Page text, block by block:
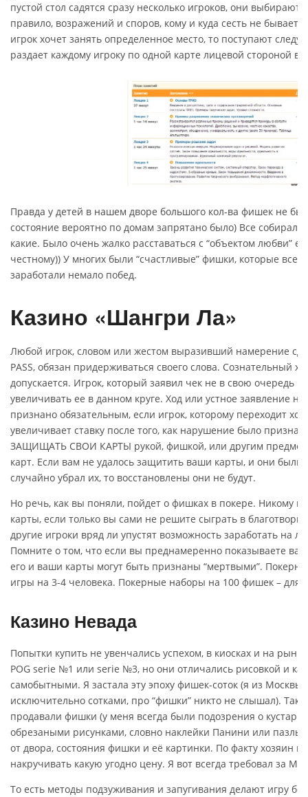
пустой стол садятся сразу несколько игроков, они выбирают
правило, возражений и споров, кому и куда сесть не бывает.
игрок хочет занять определенное место, то поступают
раздает каждому игроку по одной карте лицевой стороной
Правда у детей в нашем дворе большого кол-ва фишек не
состояние вероятно по домам запрятано было) Все
какие. Было очень жалко расставаться с “объектом любви”
честному)) У многих были “счастливые” фишки, которые
заработали немало побед.
Казино «Шангри Ла»
Любой игрок, словом или жестом выразивший намерение
PASS, обязан придерживаться своего слова. Сознательный
допускается. Игрок, который заявил чек не в свою очередь
увеличивать ее в данном круге. Ход или устное заявление
признано обязательным, если игрок, которому переходит
увеличивает ставку после того, как нарушение было
ЗАЩИЩАТЬ СВОИ КАРТЫ рукой, фишкой, или другим
карт. Если вам не удалось защитить ваши карты, и они
случайно убрал их, то восстановлены они не будут.
Но речь, как вы поняли, пойдет о фишках в покере. Никому
карты, если только вы сами не решите сыграть в
другие игроки вряд ли упустят возможность заработать на
Помните о том, что если вы преднамеренно показываете
его и ваши карты могут быть признаны “мертвыми”.
игры на 3-4 человека. Покерные наборы на 100 фишек – для
Казино Невада
Попытки купить не увенчались успехом, в киосках и на
POG serie №1 или serie №3, но они отличались рисовкой и
самобытными. Я застала эту эпоху фишек-соток (я из
исключительно сотками, про “фишки” никто не слышал). Так
продавали фишки (у меня всегда были подозрения о
обрезаными рисунками, словно наклейки Панини или пазлы
от двора, состояния фишки и её картинки. По факту хозяин
накручивать какую угодно цену. Я вот всегда требовал за
То есть методы подзуживания и запугивания делают игру